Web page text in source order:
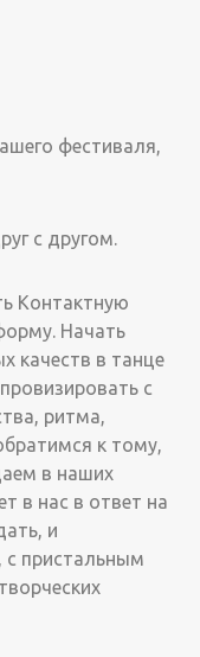
фестиваля,
с другом.
Контактную
Начать
качеств в танце
с
ритма,
к тому,
в наших
в нас в ответ на
и
с пристальным